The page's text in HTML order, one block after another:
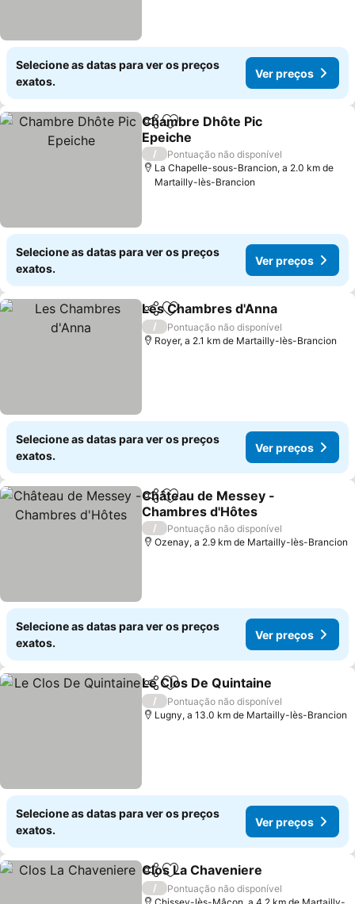
Selecione as datas para ver os preços
exatos.
Ver preços
PartilharAdicionar aos favoritos
Chambre Dhôte Pic
Epeiche
/
Pontuação não disponível
La Chapelle-sous-Brancion, a 2.0 km de
Martailly-lès-Brancion
Selecione as datas para ver os preços
exatos.
Ver preços
PartilharAdicionar aos favoritos
Les Chambres d'Anna
/
Pontuação não disponível
Royer, a 2.1 km de Martailly-lès-Brancion
Selecione as datas para ver os preços
exatos.
Ver preços
PartilharAdicionar aos favoritos
Château de Messey -
Chambres d'Hôtes
/
Pontuação não disponível
Ozenay, a 2.9 km de Martailly-lès-Brancion
Selecione as datas para ver os preços
exatos.
Ver preços
PartilharAdicionar aos favoritos
Le Clos De Quintaine
/
Pontuação não disponível
Lugny, a 13.0 km de Martailly-lès-Brancion
Selecione as datas para ver os preços
exatos.
Ver preços
PartilharAdicionar aos favoritos
Clos La Chaveniere
/
Pontuação não disponível